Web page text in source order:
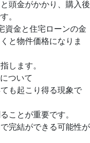
頭金がかかり、購入後
。
資金と住宅ローンの金
と物件価格になりま
します。
ついて
も起こり得る現象で
ことが重要です。
完結ができる可能性が